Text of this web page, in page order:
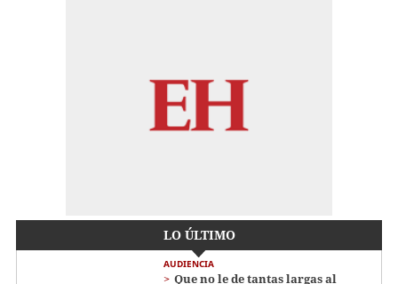
LO ÚLTIMO
AUDIENCIA
Que no le de tantas largas al